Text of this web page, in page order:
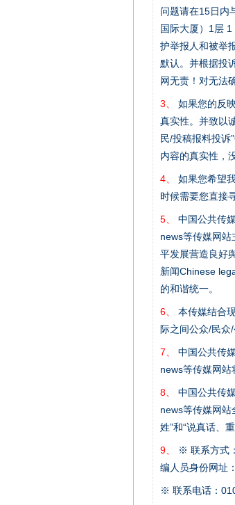
问题请在15日内
国际大厦）1层
护举报人和被举
默认。并根据投
网无责！对无法
3、
如果您的反
真实性。并致以
民/投稿报料投
内容的真实性，
4、
如果您希望
时候需要您直接
5、
中国公共传
news等传媒网
平发展营造良好
新闻Chinese
的和谐统一。
6、
本传媒结合
际之间公众/民众
7、
中国公共传
news等传媒网站
8、
中国公共传
news等传媒网
姓”和“说真话、
9、
※ 联系方式
编人员身份网址
※ 联系电话：
网上购
这是